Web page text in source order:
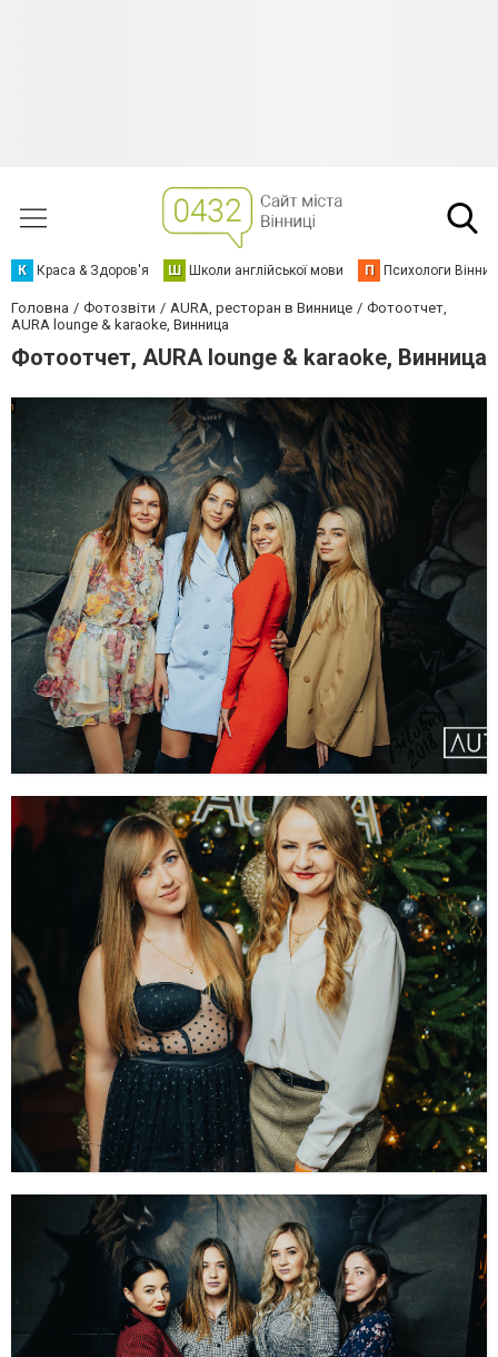
К Краса & Здоров'я Ш Школи англійської мови П Психологи
Головна Фотозвіти AURA, ресторан в Виннице
Фотоотчет,
AURA lounge & karaoke, Винница
Фотоотчет, AURA lounge & karaoke, Винница